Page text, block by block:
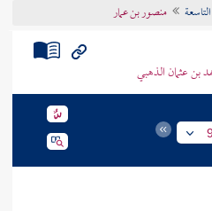
منصور بن عمار
بن عثمان الذهبي